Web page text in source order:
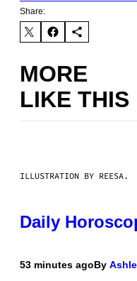
Share:
MORE
LIKE THIS
ILLUSTRATION BY REESA.
Daily
53 minutes agoBy